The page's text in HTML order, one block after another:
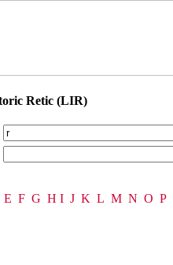
Retic (LIR)
E F G H I J K L M N O P